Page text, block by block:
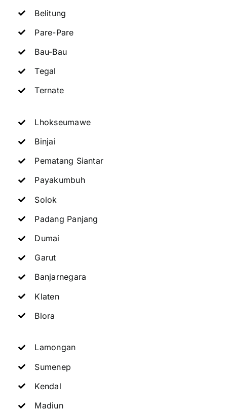
Belitung
Pare-Pare
Bau-Bau
Tegal
Ternate
Lhokseumawe
Binjai
Pematang Siantar
Payakumbuh
Solok
Padang Panjang
Dumai
Garut
Banjarnegara
Klaten
Blora
Lamongan
Sumenep
Kendal
Madiun